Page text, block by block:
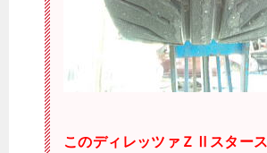
このディレッツァＺⅡスター